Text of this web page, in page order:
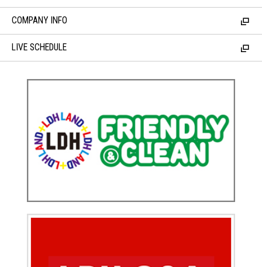
COMPANY INFO
LIVE SCHEDULE